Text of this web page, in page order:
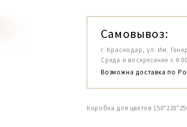
Самовывоз:
г. Краснодар, ул. Им.
Среда и воскресение с
Возможна доставка по
Коробка для цветов